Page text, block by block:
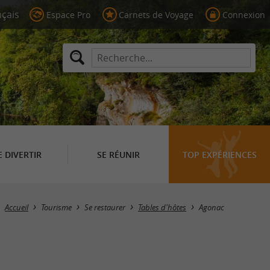
Espace Pro Carnets de Voyage Connexion
DIVERTIR SE RÉUNIR TOP EXPÉRIENCES
Masquer la carte
Accueil Tourisme Se restaurer Tables d'hôtes Agonac